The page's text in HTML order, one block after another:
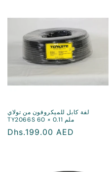
لفة كابل للميكروفون من تولاي
TY2066S 60 × 0.11 ملم
سعر
Dhs.199.00 AED